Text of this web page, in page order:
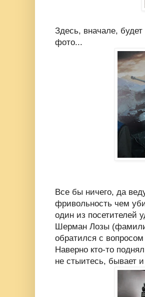
Здесь, вначале,
фото...
Все бы ничего, да
фривольность чем
один из посетителей
Шерман Лозы
обратился с
Наверно кто-то
не стыитесь, бывает